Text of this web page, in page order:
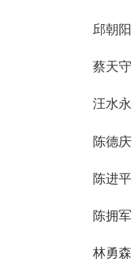
邱朝阳
蔡天守
汪水永
陈德庆
陈进平
陈拥军
林勇森